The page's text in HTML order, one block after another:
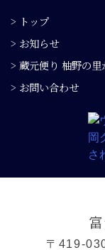
> トップ
> お知らせ
> 蔵元便り 柚野の里
> お問い合わせ
〒419-